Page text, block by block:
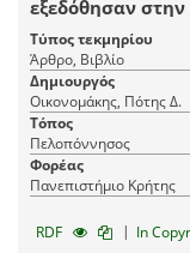
Τύπος τεκμηρίου
Άρθρο, Βιβλίο
Δημιουργός
Οικονομάκης, Πότης Δ.
Τόπος
Πελοπόννησος
Φορέας
Πανεπιστήμιο Κρήτης
RDF | In